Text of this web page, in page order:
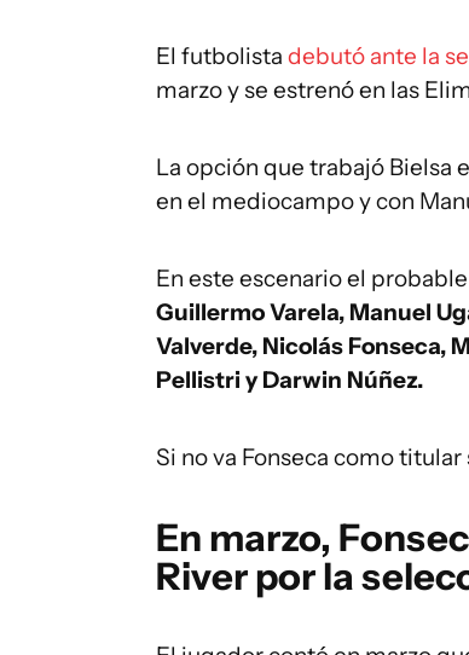
El futbolista debutó ante la
marzo y se estrenó en las
La opción que trabajó Bielsa
en el mediocampo y con
En este escenario el
Guillermo Varela, Manuel
Valverde, Nicolás Fonseca,
Pellistri y Darwin Núñez.
Si no va Fonseca como
En marzo,
River por la